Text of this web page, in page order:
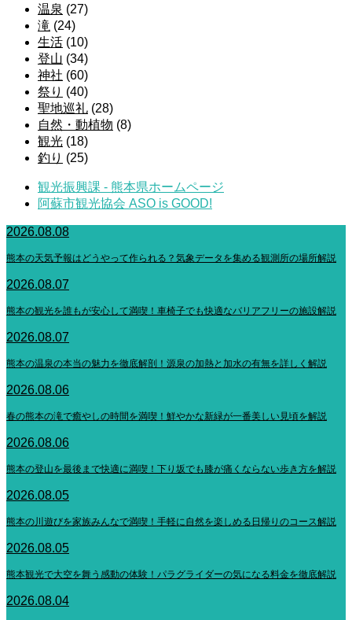
温泉 (27)
滝 (24)
生活 (10)
登山 (34)
神社 (60)
祭り (40)
聖地巡礼 (28)
自然・動植物 (8)
観光 (18)
釣り (25)
観光振興課 - 熊本県ホームページ
阿蘇市観光協会 ASO is GOOD!
2026.08.08
熊本の天気予報はどうやって作られる？気象データを集める観測所の場所解説
2026.08.07
熊本の観光を誰もが安心して満喫！車椅子でも快適なバリアフリーの施設解説
2026.08.07
熊本の温泉の本当の魅力を徹底解剖！源泉の加熱と加水の有無を詳しく解説
2026.08.06
春の熊本の滝で癒やしの時間を満喫！鮮やかな新緑が一番美しい見頃を解説
2026.08.06
熊本の登山を最後まで快適に満喫！下り坂でも膝が痛くならない歩き方を解説
2026.08.05
熊本の川遊びを家族みんなで満喫！手軽に自然を楽しめる日帰りのコース解説
2026.08.05
熊本観光で大空を舞う感動の体験！パラグライダーの気になる料金を徹底解説
2026.08.04